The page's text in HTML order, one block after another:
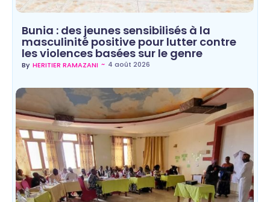
Bunia : des jeunes sensibilisés à la
masculinité positive pour lutter contre
les violences basées sur le genre
By HERITIER RAMAZANI ~ 4 août 2026